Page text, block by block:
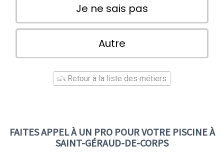
Je ne sais pas
Autre
Retour à la liste des métiers
FAITES APPEL À UN PRO POUR VOTRE PISCINE À
SAINT-GÉRAUD-DE-CORPS